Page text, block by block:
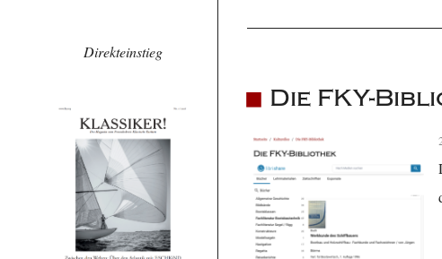
Direkteinstieg
Die FKY-